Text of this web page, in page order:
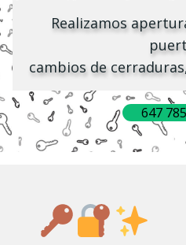
Realizamos
cambios de
647